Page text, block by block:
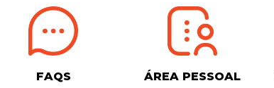
FAQS ÁREA PESSOAL